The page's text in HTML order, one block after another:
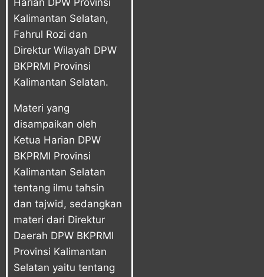
Harian DPW Provinsi
Kalimantan Selatan,
Fahrul Rozi dan
Direktur Wilayah DPW
BKPRMI Provinsi
Kalimantan Selatan.
Materi yang
disampaikan oleh
Ketua Harian DPW
BKPRMI Provinsi
Kalimantan Selatan
tentang ilmu tahsin
dan tajwid, sedangkan
materi dari Direktur
Daerah DPW BKPRMI
Provinsi Kalimantan
Selatan yaitu tentang